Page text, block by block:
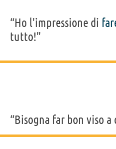
“Ho l'impressione di
tutto!”
“Bisogna far bon viso a